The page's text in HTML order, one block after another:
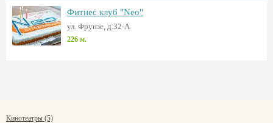
Фитнес клуб "Neo"
ул. Фрунзе, д.32-А
226 м.
Кинотеатры (5)